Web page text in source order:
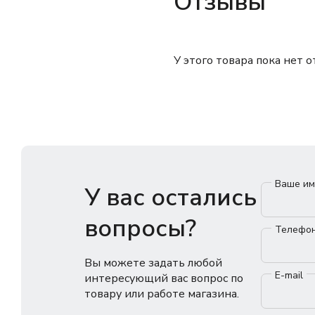
У этого товара пока нет
У вас остались
вопросы?
Вы можете задать любой
интересующий вас вопрос по
товару или работе магазина.
Ваше
E-mail